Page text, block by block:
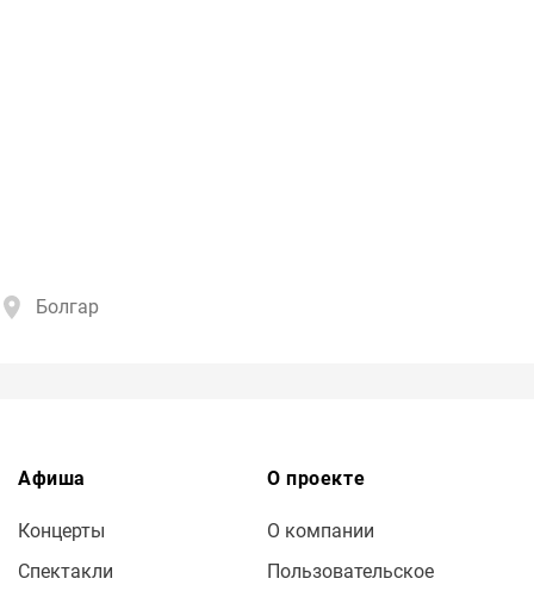
Болгар
Афиша
Концерты
Спектакли
О проекте
О компании
Пользовательское